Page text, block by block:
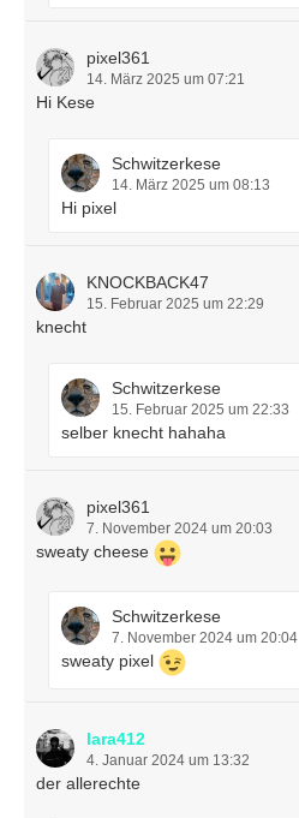
pixel361
14. März 2025 um 07:21
Hi Kese
Schwitzerkese
14. März 2025 um 08:13
Hi pixel
KNOCKBACK47
15. Februar 2025 um 22:29
knecht
Schwitzerkese
15. Februar 2025 um 22:33
selber knecht hahaha
pixel361
7. November 2024 um 20:03
sweaty cheese
Schwitzerkese
7. November 2024 um 20:04
sweaty pixel
lara412
4. Januar 2024 um 13:32
der allerechte